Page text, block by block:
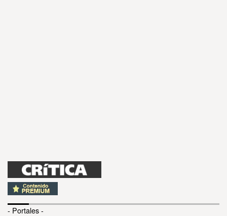
- Portales -